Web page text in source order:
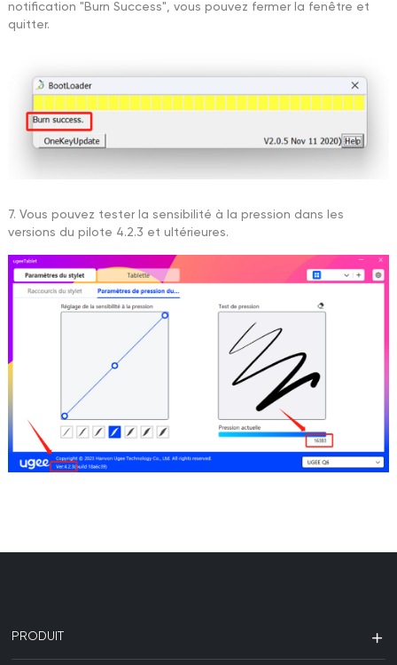
notification "Burn Success", vous pouvez fermer la fenêtre et
quitter.
7. Vous pouvez tester la sensibilité à la pression dans les
versions du pilote 4.2.3 et ultérieures.
PRODUIT